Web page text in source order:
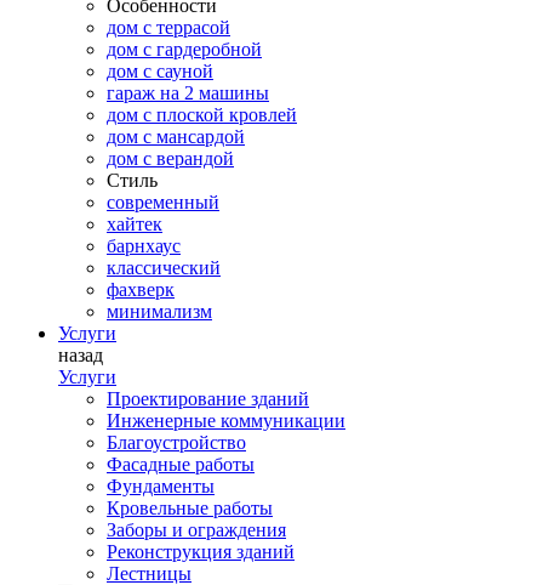
Особенности
дом с террасой
дом с гардеробной
дом с сауной
гараж на 2 машины
дом с плоской кровлей
дом с мансардой
дом с верандой
Стиль
современный
хайтек
барнхаус
классический
фахверк
минимализм
Услуги
назад
Услуги
Проектирование зданий
Инженерные коммуникации
Благоустройство
Фасадные работы
Фундаменты
Кровельные работы
Заборы и ограждения
Реконструкция зданий
Лестницы